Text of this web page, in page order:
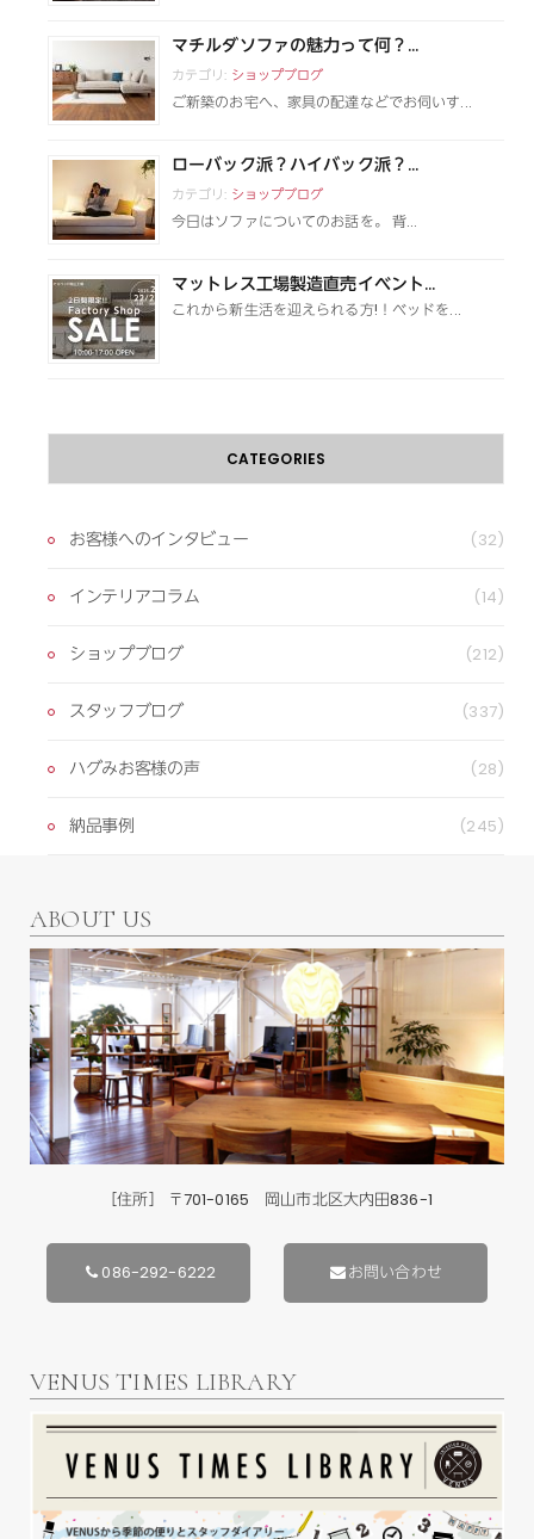
マチルダソファの魅力って何？...
カテゴリ: ショップブログ
ご新築のお宅へ、家具の配達などでお伺いす...
ローバック派？ハイバック派？...
カテゴリ: ショップブログ
今日はソファについてのお話を。 背...
マットレス工場製造直売イベント...
これから新生活を迎えられる方!！ベッドを...
CATEGORIES
お客様へのインタビュー (32)
インテリアコラム (14)
ショップブログ (212)
スタッフブログ (337)
ハグみお客様の声 (28)
納品事例 (245)
ABOUT US
［住所］ 〒701-0165 岡山市北区大内田836-1
086-292-6222 お問い合わせ
VENUS TIMES LIBRARY